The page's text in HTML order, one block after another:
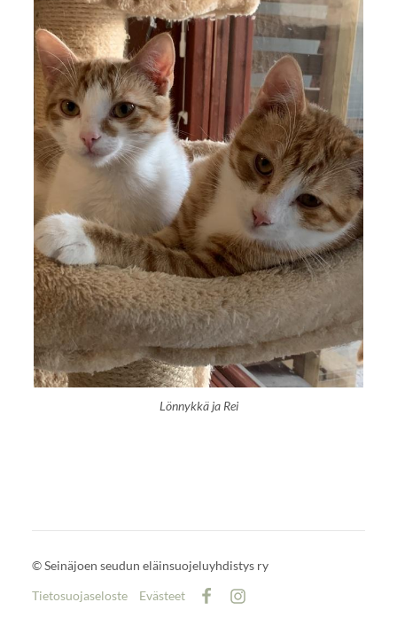
Lönnykkä ja Rei
©Seinäjoen seudun eläinsuojeluyhdistys ry
Tietosuojaseloste
Evästeet